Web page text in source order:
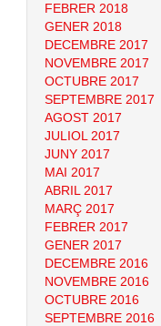
FEBRER 2018
GENER 2018
DECEMBRE 2017
NOVEMBRE 2017
OCTUBRE 2017
SEPTEMBRE 2017
AGOST 2017
JULIOL 2017
JUNY 2017
MAI 2017
ABRIL 2017
MARÇ 2017
FEBRER 2017
GENER 2017
DECEMBRE 2016
NOVEMBRE 2016
OCTUBRE 2016
SEPTEMBRE 2016